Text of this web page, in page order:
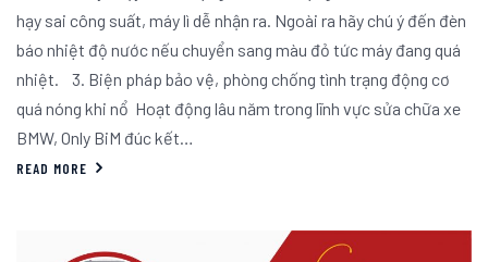
hạy sai công suất, máy lì dễ nhận ra. Ngoài ra hãy chú ý đến đèn
báo nhiệt độ nước nếu chuyển sang màu đỏ tức máy đang quá
nhiệt. 3. Biện pháp bảo vệ, phòng chống tình trạng động cơ
quá nóng khi nổ Hoạt động lâu năm trong lĩnh vực sửa chữa xe
BMW, Only BiM đúc kết…
READ MORE